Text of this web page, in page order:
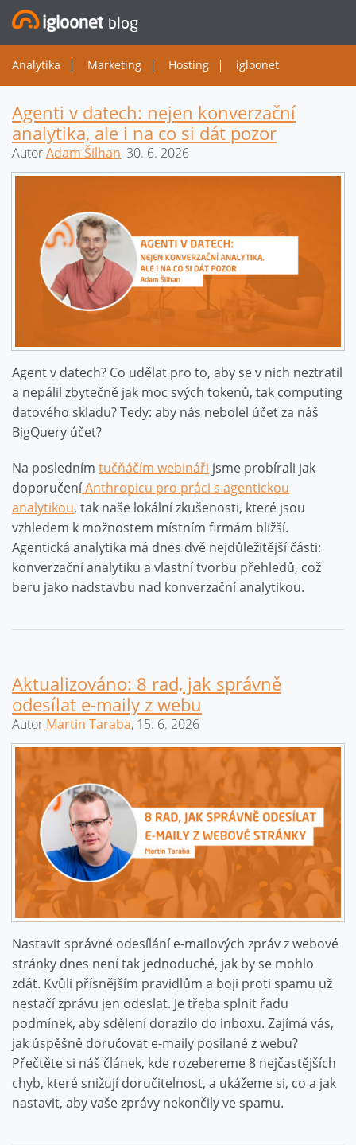
blog
Analytika Marketing Hosting igloonet
Agenti v datech: nejen konverzační
analytika, ale i na co si dát pozor
AutorAdam Šilhan, 30. 6. 2026
Agent v datech? Co udělat pro to, aby se v nich neztratil
a nepálil zbytečně jak moc svých tokenů, tak computing
datového skladu? Tedy: aby nás nebolel účet za náš
BigQuery účet?
Na posledním tučňáčím webináři jsme probírali jak
doporučeníAnthropicu pro práci s agentickou
analytikou, tak naše lokální zkušenosti, které jsou
vzhledem k možnostem místním firmám bližší.
Agentická analytika má dnes dvě nejdůležitější části:
konverzační analytiku a vlastní tvorbu přehledů, což
beru jako nadstavbu nad konverzační analytikou.
Aktualizováno: 8 rad, jak správně
odesílat e-maily z webu
Autor Martin Taraba, 15. 6. 2026
Nastavit správné odesílání e-mailových zpráv z webové
stránky dnes není tak jednoduché, jak by se mohlo
zdát. Kvůli přísnějším pravidlům a boji proti spamu už
nestačí zprávu jen odeslat. Je třeba splnit řadu
podmínek, aby sdělení dorazilo do inboxu. Zajímá vás,
jak úspěšně doručovat e-maily posílané z webu?
Přečtěte si náš článek, kde rozebereme 8 nejčastějších
chyb, které snižují doručitelnost, a ukážeme si, co a jak
nastavit, aby vaše zprávy nekončily ve spamu.